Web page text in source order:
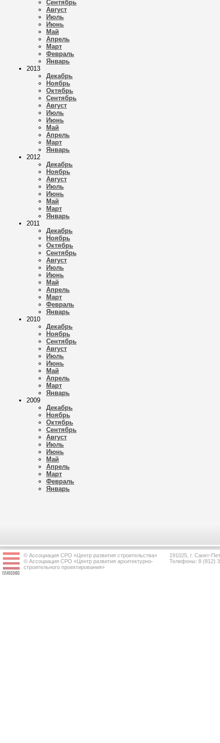
Сентябрь
Август
Июль
Июнь
Май
Апрель
Март
Февраль
Январь
2013
Декабрь
Ноябрь
Октябрь
Сентябрь
Август
Июль
Июнь
Май
Апрель
Март
Январь
2012
Декабрь
Ноябрь
Август
Июль
Июнь
Май
Март
Январь
2011
Декабрь
Ноябрь
Октябрь
Сентябрь
Август
Июль
Июнь
Май
Апрель
Март
Февраль
Январь
2010
Декабрь
Ноябрь
Сентябрь
Август
Июль
Июнь
Май
Апрель
Март
Январь
2009
Декабрь
Ноябрь
Октябрь
Сентябрь
Август
Июль
Июнь
Май
Апрель
Март
Февраль
Январь
© Ассоциация СРО «Центр развития строительства»
© Ассоциация СРО «Центр развития архитектурно-
строительного проектирования»
191025, г. Санкт-
Телефоны: 8 (812)